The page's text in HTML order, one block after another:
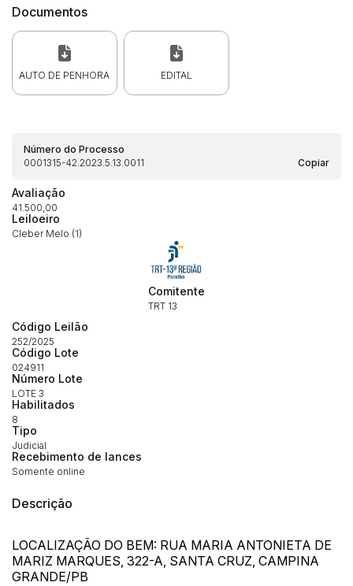
Documentos
AUTO DE PENHORA EDITAL
Número do Processo
0001315-42.2023.5.13.0011
Copiar
Avaliação
41.500,00
Leiloeiro
Cleber Melo (1)
Comitente
TRT 13
Código Leilão
252/2025
Código Lote
024911
Número Lote
LOTE 3
Habilitados
8
Tipo
Judicial
Recebimento de lances
Somente online
Descrição
LOCALIZAÇÃO DO BEM: RUA MARIA ANTONIETA DE
MARIZ MARQUES, 322-A, SANTA CRUZ, CAMPINA
GRANDE/PB
Histórico de Propostas
Usuário
Clique aqui para fazer login
Habilite-se para efetuar lances ou